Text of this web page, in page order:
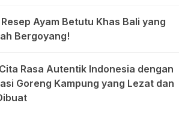
Ayam Betutu Khas Bali yang
Bergoyang!
Rasa Autentik Indonesia dengan
Goreng Kampung yang Lezat dan